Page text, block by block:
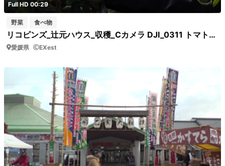
Full HD 00:29
野菜 食べ物
リコピンズ_辻元ハウス_収穫_Cカメラ DJI_0311 トマトを収穫する親子
愛媛県 EXest